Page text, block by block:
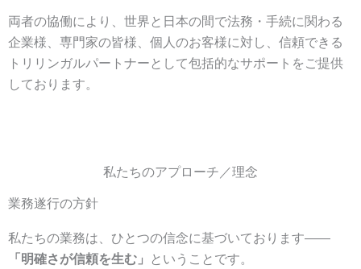
両者の協働により、世界と日本の間で法務・手続に関わる
企業様、専門家の皆様、個人のお客様に対し、 信頼できる
トリリンガルパートナーとして包括的なサポートをご提供
しております。
私たちのアプローチ／理念
業務遂行の方針
私たちの業務は、ひとつの信念に基づいております――
「明確さが信頼を生む」 ということです。